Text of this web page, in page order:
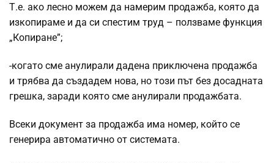
Т.е. ако лесно можем да намерим продажба, която да
изкопираме и да си спестим труд – ползваме функция
„Копиране”;
-когато сме анулирали дадена приключена продажба
и трябва да създадем нова, но този път без досадната
грешка, заради която сме анулирали продажбата.
Всеки документ за продажба има номер, който се
генерира автоматично от системата.